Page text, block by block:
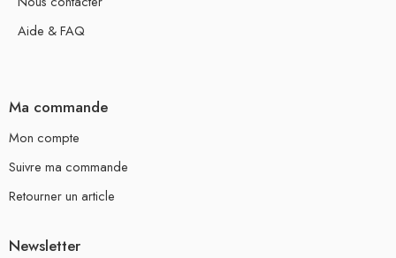
Aide & FAQ
Ma commande
Mon compte
Suivre ma commande
Retourner un article
Newsletter